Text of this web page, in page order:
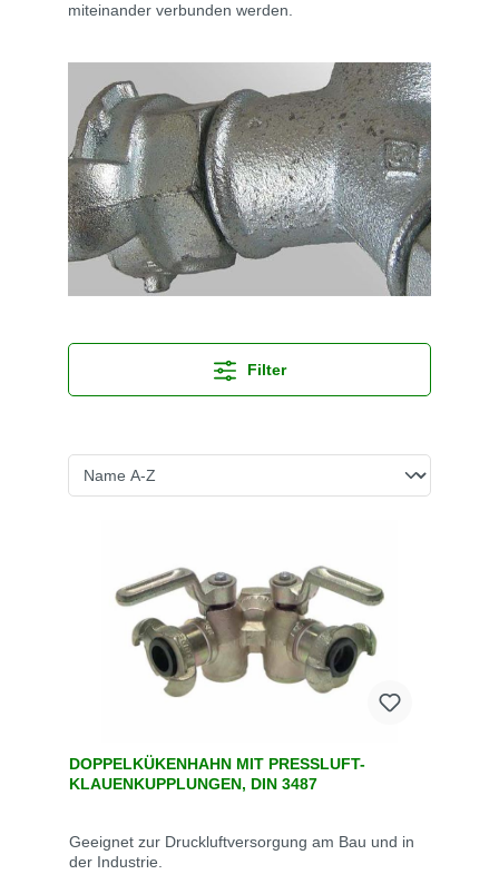
miteinander verbunden werden.
Filter
DOPPELKÜKENHAHN MIT PRESSLUFT-
KLAUENKUPPLUNGEN, DIN 3487
Geeignet zur Druckluftversorgung am Bau und in
der Industrie.